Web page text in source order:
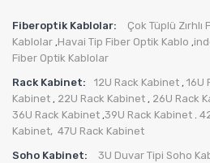
Fiberoptik Kablolar:
Çok Tüplü Zırhlı
Kablolar ,Havai Tip Fiber Optik Kablo ,
Fiber Optik Kablolar
Rack Kabinet:
12U Rack Kabinet , 16U
Kabinet , 22U Rack Kabinet , 26U Rack
36U Rack Kabinet ,39U Rack Kabinet .
Kabinet, 47U Rack Kabinet
Soho Kabinet:
3U Duvar Tipi Soho